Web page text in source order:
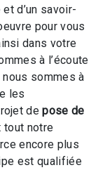
d’un savoir-
pour vous
dans votre
à l’écoute
nous sommes à
les
depose de
tout notre
encore plus
est qualifiée